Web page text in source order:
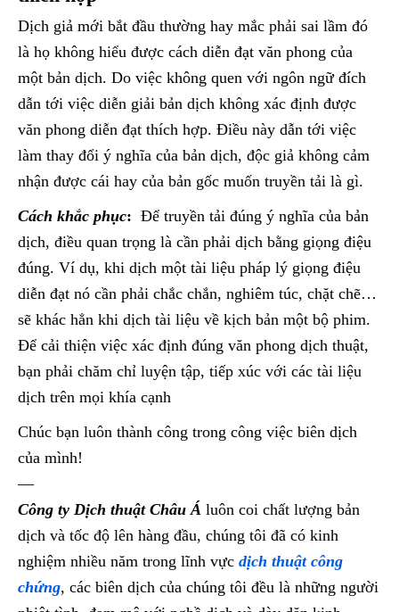
Dịch giả mới bắt đầu thường hay mắc phải sai lầm đó
là họ không hiểu được cách diễn đạt văn phong của
một bản dịch. Do việc không quen với ngôn ngữ đích
dẫn tới việc diễn giải bản dịch không xác định được
văn phong diễn đạt thích hợp. Điều này dẫn tới việc
làm thay đổi ý nghĩa của bản dịch, độc giả không cảm
nhận được cái hay của bản gốc muốn truyền tải là gì.
Cách khắc phục: Để truyền tải đúng ý nghĩa của bản
dịch, điều quan trọng là cần phải dịch bằng giọng điệu
đúng. Ví dụ, khi dịch một tài liệu pháp lý giọng điệu
diễn đạt nó cần phải chắc chắn, nghiêm túc, chặt chẽ…
sẽ khác hẳn khi dịch tài liệu về kịch bản một bộ phim.
Để cải thiện việc xác định đúng văn phong dịch thuật,
bạn phải chăm chỉ luyện tập, tiếp xúc với các tài liệu
dịch trên mọi khía cạnh
Chúc bạn luôn thành công trong công việc biên dịch
của mình!
—
Công ty Dịch thuậtChâu Á luôn coi chất lượng bản
dịch và tốc độ lên hàng đầu, chúng tôi đã có kinh
nghiệm nhiều năm trong lĩnh vực dịch thuật công
chứng, các biên dịch của chúng tôi đều là những người